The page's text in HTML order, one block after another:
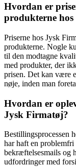
Hvordan er
produkterne
Priserne hos Jysk
produkterne. Nogle
til den modtagne
med produkter, der
prisen. Det kan være
nøje, inden man
Hvordan er
Jysk Firmatøj?
Bestillingsprocessen
har haft en
bekræftelsesmails og
udfordringer med